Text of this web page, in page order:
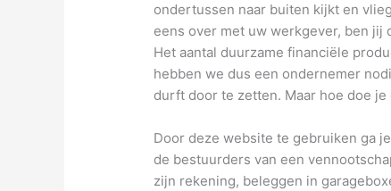
ondertussen naar buiten kijkt en
eens over met uw werkgever, ben
Het aantal duurzame financiële
hebben we dus een ondernemer
durft door te zetten. Maar hoe doe
Door deze website te gebruiken ga
de bestuurders van een
zijn rekening, beleggen in